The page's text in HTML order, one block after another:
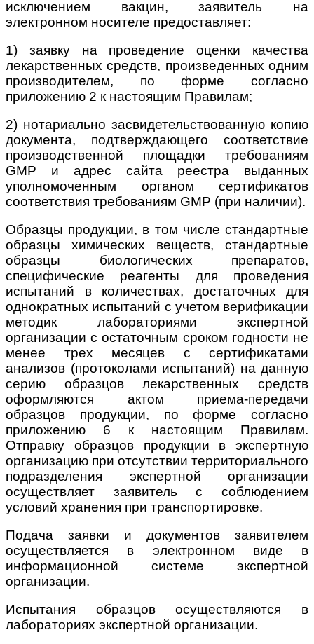
исключением вакцин, заявитель на
электронном носителе предоставляет:
1) заявку на проведение оценки качества
лекарственных средств, произведенных одним
производителем, по форме согласно
приложению 2 к настоящим Правилам;
2) нотариально засвидетельствованную копию
документа, подтверждающего соответствие
производственной площадки требованиям
GMP и адрес сайта реестра выданных
уполномоченным органом сертификатов
соответствия требованиям GMP (при наличии).
Образцы продукции, в том числе стандартные
образцы химических веществ, стандартные
образцы биологических препаратов,
специфические реагенты для проведения
испытаний в количествах, достаточных для
однократных испытаний с учетом верификации
методик лабораториями экспертной
организации с остаточным сроком годности не
менее трех месяцев с сертификатами
анализов (протоколами испытаний) на данную
серию образцов лекарственных средств
оформляются актом приема-передачи
образцов продукции, по форме согласно
приложению 6 к настоящим Правилам.
Отправку образцов продукции в экспертную
организацию при отсутствии территориального
подразделения экспертной организации
осуществляет заявитель с соблюдением
условий хранения при транспортировке.
Подача заявки и документов заявителем
осуществляется в электронном виде в
информационной системе экспертной
организации.
Испытания образцов осуществляются в
лабораториях экспертной организации.